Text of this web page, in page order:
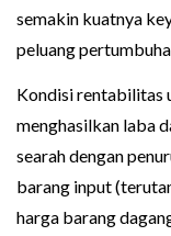
semakin kuatnya
peluang
Kondisi rentabilitas
menghasilkan laba
searah dengan
barang input
harga barang